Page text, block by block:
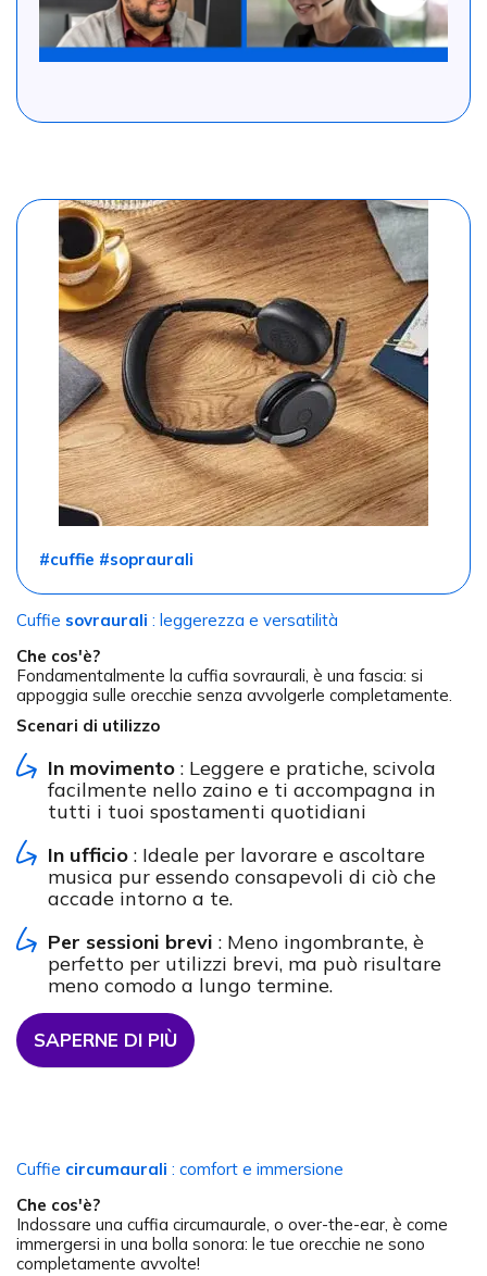
#cuffie #sopraurali
Cuffie sovraurali : leggerezza e versatilità
Che cos'è?
Fondamentalmente la cuffia sovraurali, è una fascia: si
appoggia sulle orecchie senza avvolgerle completamente.
Scenari di utilizzo
In movimento : Leggere e pratiche, scivola
facilmente nello zaino e ti accompagna in
tutti i tuoi spostamenti quotidiani
In ufficio : Ideale per lavorare e ascoltare
musica pur essendo consapevoli di ciò che
accade intorno a te.
Per sessioni brevi : Meno ingombrante, è
perfetto per utilizzi brevi, ma può risultare
meno comodo a lungo termine.
SAPERNE DI PIÙ
Cuffie circumaurali : comfort e immersione
Che cos'è?
Indossare una cuffia circumaurale, o over-the-ear, è come
immergersi in una bolla sonora: le tue orecchie ne sono
completamente avvolte!